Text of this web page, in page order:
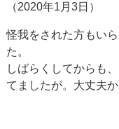
（2020年1月3日）
怪我をされた方もい
た。
しばらくしてからも
てましたが。大丈夫